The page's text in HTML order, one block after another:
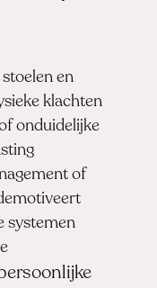
en
klachten
onduidelijke
of
systemen